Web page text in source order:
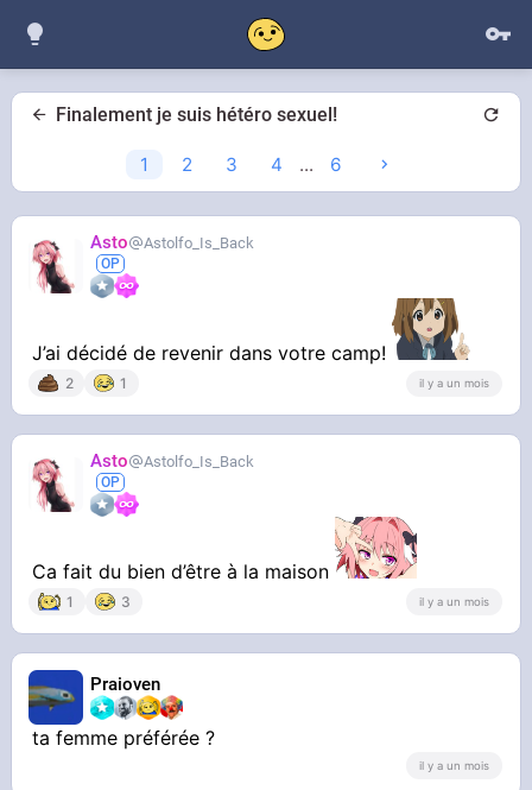
Finalement je suis hétéro sexuel!
1 2 3 4 ... 6
Asto Astolfo_Is_Back
J’ai décidé de revenir dans votre camp!
2 1 il y a un mois
Asto Astolfo_Is_Back
Ca fait du bien d’être à la maison
1 3 il y a un mois
Praioven
ta femme préférée ?
il y a un mois